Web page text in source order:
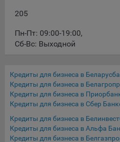
имеющимся у него вопросом, в
info@myfin.by
Отключение аналитических
определять предпочтения
числе наиболее и наименее
принимать меры по
исходя из предпочтений
Статистические куки позволяют
205
Пн-Пт: 09:00-19:00,
Сб-Вс: Выходной
Кредиты для бизнеса в
Кредиты для бизнеса в
Кредиты для бизнеса в
Кредиты для бизнеса в Сбер
Кредиты для бизнеса в
Кредиты для бизнеса в Альфа
Кредиты для бизнеса в